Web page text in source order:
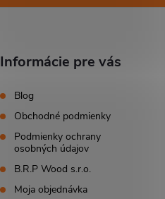
Informácie pre vás
Blog
Obchodné podmienky
Podmienky ochrany
osobných údajov
B.R.P Wood s.r.o.
Moja objednávka